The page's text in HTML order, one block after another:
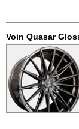
Voin Quasar